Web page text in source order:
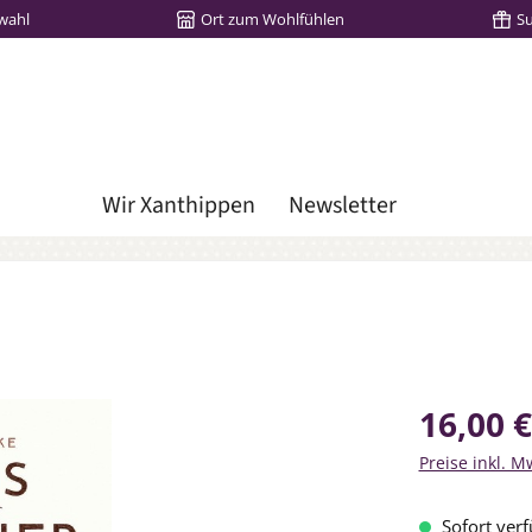
Ort zum Wohlfühlen
Wir Xanthippen Newsletter
Regulärer
16,00 €
Preise inkl.
Sofort